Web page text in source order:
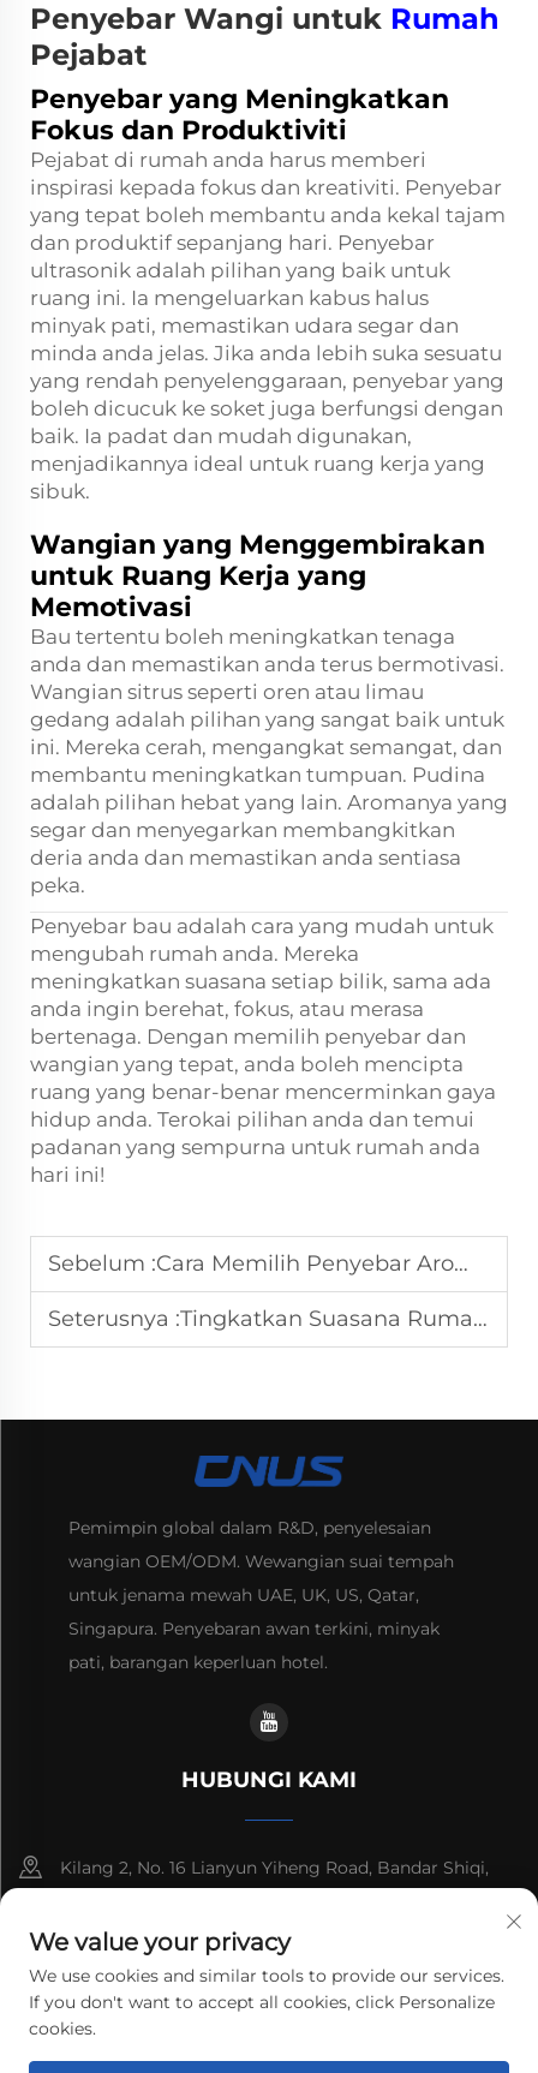
Penyebar Wangi untuk Rumah
Pejabat
Penyebar yang Meningkatkan
Fokus dan Produktiviti
Pejabat di rumah anda harus memberi
inspirasi kepada fokus dan kreativiti. Penyebar
yang tepat boleh membantu anda kekal tajam
dan produktif sepanjang hari. Penyebar
ultrasonik adalah pilihan yang baik untuk
ruang ini. Ia mengeluarkan kabus halus
minyak pati, memastikan udara segar dan
minda anda jelas. Jika anda lebih suka sesuatu
yang rendah penyelenggaraan, penyebar yang
boleh dicucuk ke soket juga berfungsi dengan
baik. Ia padat dan mudah digunakan,
menjadikannya ideal untuk ruang kerja yang
sibuk.
Wangian yang Menggembirakan
untuk Ruang Kerja yang
Memotivasi
Bau tertentu boleh meningkatkan tenaga
anda dan memastikan anda terus bermotivasi.
Wangian sitrus seperti oren atau limau
gedang adalah pilihan yang sangat baik untuk
ini. Mereka cerah, mengangkat semangat, dan
membantu meningkatkan tumpuan. Pudina
adalah pilihan hebat yang lain. Aromanya yang
segar dan menyegarkan membangkitkan
deria anda dan memastikan anda sentiasa
peka.
Penyebar bau adalah cara yang mudah untuk
mengubah rumah anda. Mereka
meningkatkan suasana setiap bilik, sama ada
anda ingin berehat, fokus, atau merasa
bertenaga. Dengan memilih penyebar dan
wangian yang tepat, anda boleh mencipta
ruang yang benar-benar mencerminkan gaya
hidup anda. Terokai pilihan anda dan temui
padanan yang sempurna untuk rumah anda
hari ini!
Sebelum :Cara Memilih Penyebar Aroma Ideal: Petua untuk Menemukan Peranti Wangian yang Sempurna
Seterusnya :Tingkatkan Suasana Rumah Anda dengan Penyebar Aroma yang Betul: Nasihat Pakar
Pemimpin global dalam R&D, penyelesaian
wangian OEM/ODM. Wewangian suai tempah
untuk jenama mewah UAE, UK, US, Qatar,
Singapura. Penyebaran awan terkini, minyak
pati, barangan keperluan hotel.
HUBUNGI KAMI
Kilang 2, No. 16 Lianyun Yiheng Road, Bandar Shiqi,
+86-13192436782
[email protected]
We value your privacy
We use cookies and similar tools to provide our services.
If you don't want to accept all cookies, click Personalize
cookies.